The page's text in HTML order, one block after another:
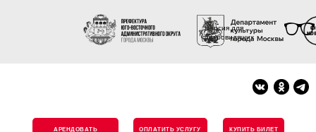
Версия для
слабовидящих
КУПИТЬ БИЛЕТ
АРЕНДОВАТЬ ОПЛАТИТЬ УСЛУГУ